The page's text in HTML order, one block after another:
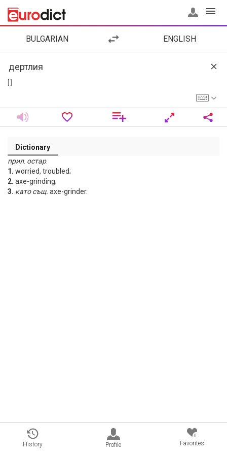
BULGARIAN ENGLISH
Dictionary
прил. остар.
1. worried, troubled;
2. axe-grinding;
3. като същ . axe-grinder.
History Profile
0
Favorites